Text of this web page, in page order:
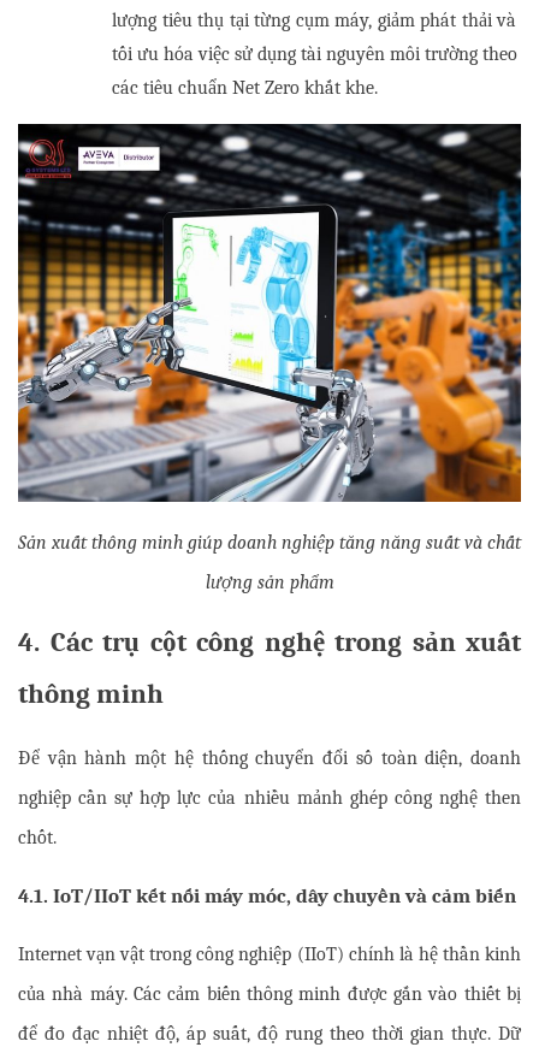
lượng tiêu thụ tại từng cụm máy, giảm phát thải và
tối ưu hóa việc sử dụng tài nguyên môi trường theo
các tiêu chuẩn Net Zero khắt khe.
Sản xuất thông minh giúp doanh nghiệp tăng năng suất và chất
lượng sản phẩm
4. Các trụ cột công nghệ trong sản xuất
thông minh
Để vận hành một hệ thống chuyển đổi số toàn diện, doanh
nghiệp cần sự hợp lực của nhiều mảnh ghép công nghệ then
chốt.
4.1. IoT/IIoT kết nối máy móc, dây chuyền và cảm biến
Internet vạn vật trong công nghiệp (IIoT) chính là hệ thần kinh
của nhà máy. Các cảm biến thông minh được gắn vào thiết bị
để đo đạc nhiệt độ, áp suất, độ rung theo thời gian thực. Dữ